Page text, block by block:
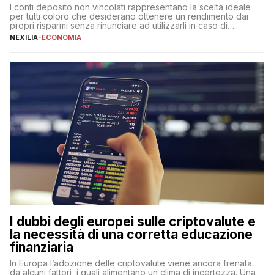
I conti deposito non vincolati rappresentano la scelta ideale
per tutti coloro che desiderano ottenere un rendimento dai
propri risparmi senza rinunciare ad utilizzarli in caso di
necessità. A differenza delle forme vincolate tradizionali,
flessibilità e rendimento. Come funzionano […]
NEXILIA-ECONOMIA
I dubbi degli europei sulle criptovalute e
la necessità di una corretta educazione
finanziaria
In Europa l’adozione delle criptovalute viene ancora frenata
da alcuni fattori, i quali alimentano un clima di incertezza. Una